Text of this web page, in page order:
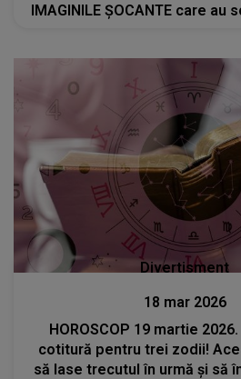
IMAGINILE ȘOCANTE care au
Divertisment
18 mar 2026
HOROSCOP 19 martie
cotitură pentru trei zodii!
să lase trecutul în urmă și să